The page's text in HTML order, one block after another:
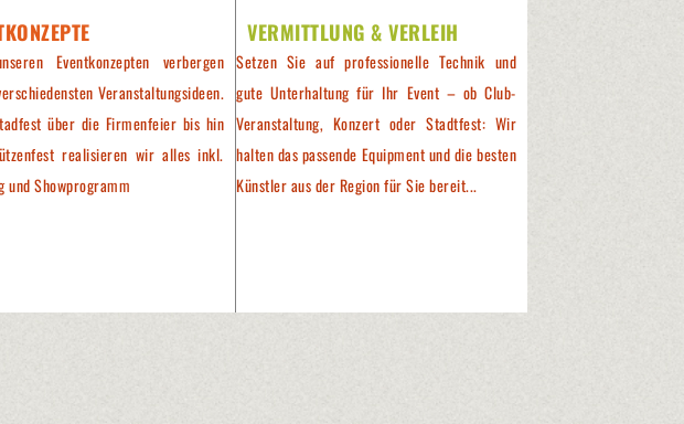
Eventkonzepten verbergen
Veranstaltungsideen.
über die Firmenfeier bis hin
realisieren wir alles inkl.
und Showprogramm
VERMITTLUNG & VERLEIH
Setzen Sie auf professionelle Technik und
gute Unterhaltung für Ihr Event – ob Club-
Veranstaltung, Konzert oder Stadtfest: Wir
halten das passende Equipment und die besten
Künstler aus der Region für Sie bereit...